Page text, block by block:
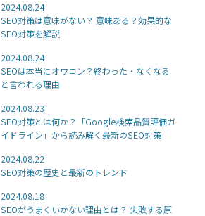
2024.08.24
SEO対策は意味がない？ 意味ある？効果的な
SEO対策を解説
2024.08.24
SEOは本当にオワコン？終わった・なくなる
と言われる理由
2024.08.23
SEO対策とは何か？「Google検索品質評価ガ
イドライン」から読み解く最新のSEO対策
2024.08.22
SEO対策の歴史と最新のトレンド
2024.08.18
SEOがうまくいかない理由とは？ 失敗する原